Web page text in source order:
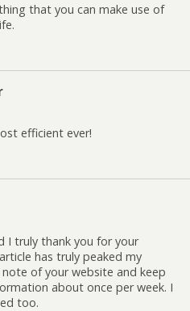
that you can make use of
efficient ever!
I truly thank you for your
has truly peaked my
of your website and keep
about once per week. I
too.